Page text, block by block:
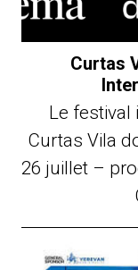
Curtas
Le festival
Curtas Vila
26 juillet –